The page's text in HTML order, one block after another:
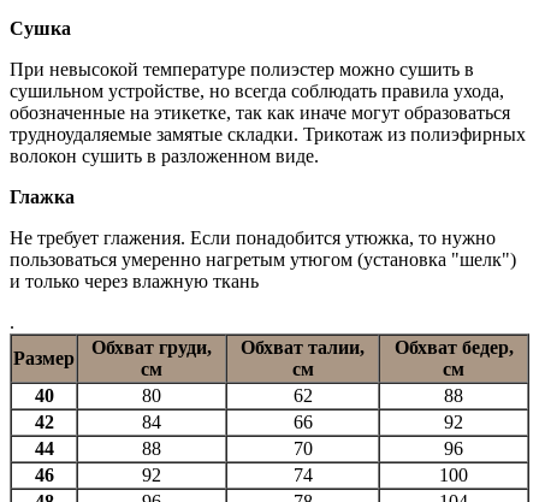
Сушка
При невысокой температуре полиэстер можно сушить в
сушильном устройстве, но всегда соблюдать правила ухода,
обозначенные на этикетке, так как иначе могут образоваться
трудноудаляемые замятые складки. Трикотаж из полиэфирных
волокон сушить в разложенном виде.
Глажка
Не требует глажения. Если понадобится утюжка, то нужно
пользоваться умеренно нагретым утюгом (установка "шелк")
и только через влажную ткань
.
Размер
Обхват груди,
см
Обхват талии,
см
Обхват бедер,
см
40
80 62
88
42
84 66
92
44
88 70
96
46
92 74
100